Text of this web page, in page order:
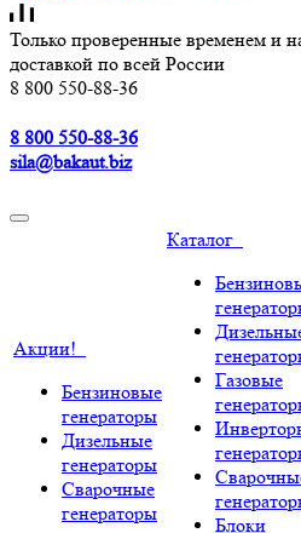
Только проверенные временем и
доставкой по всей России
8 800 550-88-36
8 800 550-88-36
sila@bakaut.biz
Акции!
Бензиновые
генераторы
Дизельные
генераторы
Сварочные
генераторы
Каталог
Газовые
Блоки